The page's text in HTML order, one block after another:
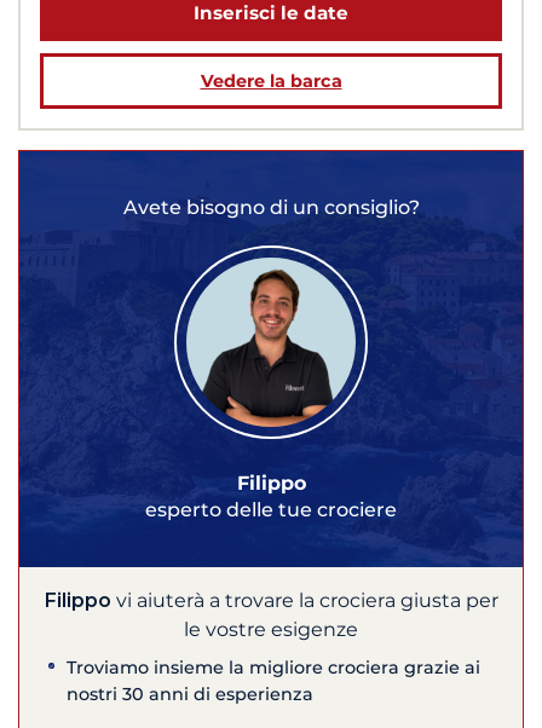
Inserisci le date
Vedere la barca
Avete bisogno di un consiglio?
Filippo
esperto delle tue crociere
Filippo vi aiuterà a trovare la crociera giusta per
le vostre esigenze
Troviamo insieme la migliore crociera grazie ai
nostri 30 anni di esperienza